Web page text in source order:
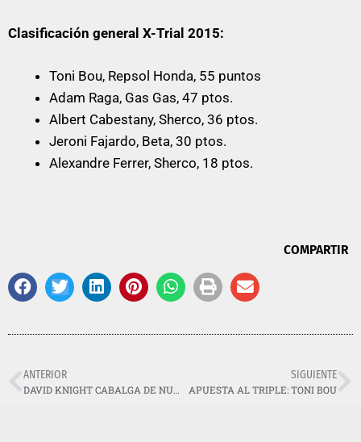
Clasificación general X-Trial 2015:
Toni Bou, Repsol Honda, 55 puntos
Adam Raga, Gas Gas, 47 ptos.
Albert Cabestany, Sherco, 36 ptos.
Jeroni Fajardo, Beta, 30 ptos.
Alexandre Ferrer, Sherco, 18 ptos.
COMPARTIR
ANTERIOR
DAVID KNIGHT CABALGA DE NUEVO
SIGUIENTE
APUESTA AL TRIPLE: TONI BOU